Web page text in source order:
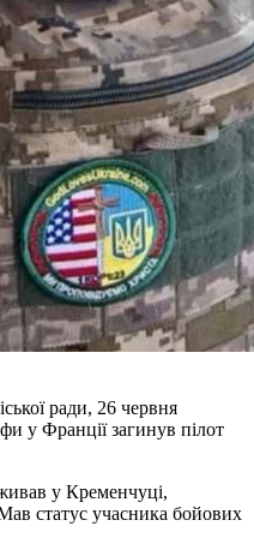
ради, 26 червня
у Франції загинув пілот
у Кременчуці,
статус учасника бойових